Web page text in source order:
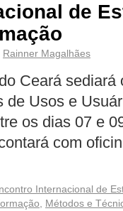
de
Rainner Magalhães
Ceará sediará
de Usos e
os dias 07 e
com
Internacional de
Métodos e